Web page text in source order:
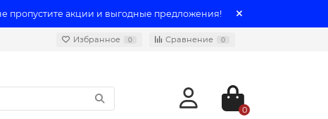
пропустите акции и выгодные предложения!
Избранное 0 Сравнение 0
0